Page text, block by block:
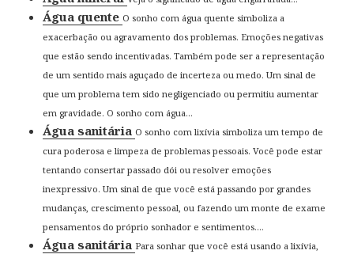
Água quente O sonho com água quente simboliza a
exacerbação ou agravamento dos problemas. Emoções negativas
que estão sendo incentivadas. Também pode ser a representação
de um sentido mais aguçado de incerteza ou medo. Um sinal de
que um problema tem sido negligenciado ou permitiu aumentar
em gravidade. O sonho com água...
Água sanitária O sonho com lixívia simboliza um tempo de
cura poderosa e limpeza de problemas pessoais. Você pode estar
tentando consertar passado dói ou resolver emoções
inexpressivo. Um sinal de que você está passando por grandes
mudanças, crescimento pessoal, ou fazendo um monte de exame
pensamentos do próprio sonhador e sentimentos....
Água sanitária Para sonhar que você está usando a lixívia,